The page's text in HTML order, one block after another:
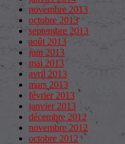
novembre 2013
octobre 2013
septembre 2013
août 2013
juin 2013
mai 2013
avril 2013
mars 2013
février 2013
janvier 2013
décembre 2012
novembre 2012
octobre 2012